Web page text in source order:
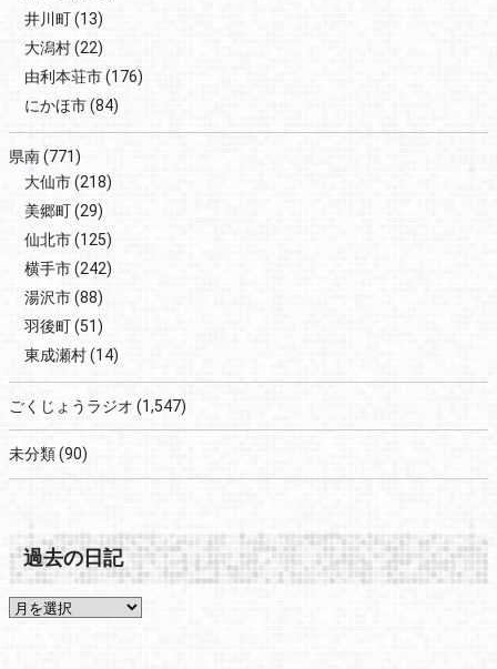
井川町(13)
大潟村(22)
由利本荘市(176)
にかほ市(84)
県南(771)
大仙市(218)
美郷町(29)
仙北市(125)
横手市(242)
湯沢市(88)
羽後町(51)
東成瀬村(14)
ごくじょうラジオ (1,547)
未分類(90)
過去の日記